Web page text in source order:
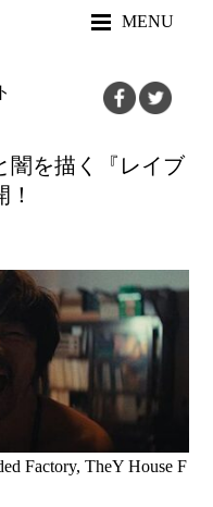
MENU
闇を描く『レイブ
Factory, TheY House F